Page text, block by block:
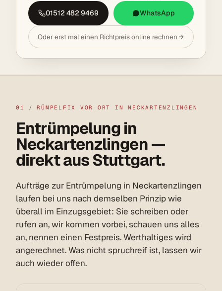
01512 482 9469
WhatsApp
Oder erst mal einen Richtpreis online rechnen
01 / RÜMPELFIX VOR ORT IN NECKARTENZLINGEN
Entrümpelung in
Neckartenzlingen —
direkt aus Stuttgart.
Aufträge zur Entrümpelung in Neckartenzlingen
laufen bei uns nach demselben Prinzip wie
überall im Einzugsgebiet: Sie schreiben oder
rufen an, wir kommen vorbei, schauen uns alles
an, nennen einen Festpreis. Werthaltiges wird
angerechnet. Was nicht spruchreif ist, lassen wir
auch wieder offen.